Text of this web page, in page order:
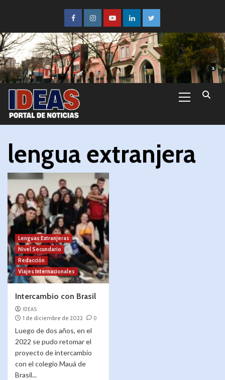
lengua extranjera
Lenguas Extranjeras
Nivel Secundario
Redacción
Viajes Internacionales
Intercambio con Brasil
IDEAS
1 de diciembre de 2022
0
Luego de dos años, en el
2022 se pudo retomar el
proyecto de intercambio
con el colegio Mauá de
Brasil...